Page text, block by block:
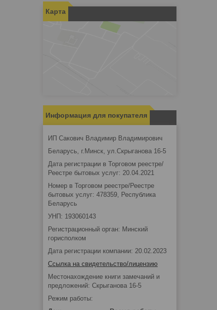
Карта
Информация для покупателя
ИП Сакович Владимир Владимирович
Беларусь, г.Минск, ул.Скрыганова 16-5
Дата регистрации в Торговом реестре/
Реестре бытовых услуг: 20.04.2021
Номер в Торговом реестре/Реестре
бытовых услуг: 478359, Республика
Беларусь
УНП: 193060143
Регистрационный орган: Минский
горисполком
Дата регистрации компании: 20.02.2023
Ссылка на свидетельство/лицензию
Местонахождение книги замечаний и
предложений: Скрыганова 16-5
Режим работы: